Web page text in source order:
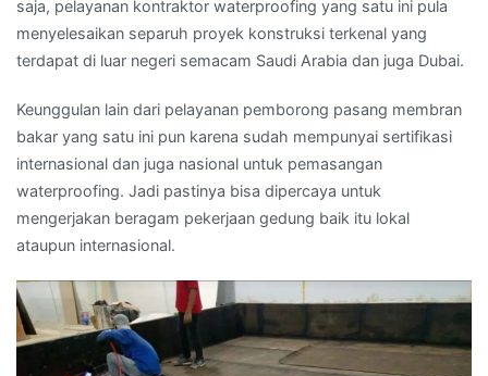
saja, pelayanan kontraktor waterproofing yang satu ini pula
menyelesaikan separuh proyek konstruksi terkenal yang
terdapat di luar negeri semacam Saudi Arabia dan juga Dubai.
Keunggulan lain dari pelayanan pemborong pasang membran
bakar yang satu ini pun karena sudah mempunyai sertifikasi
internasional dan juga nasional untuk pemasangan
waterproofing. Jadi pastinya bisa dipercaya untuk
mengerjakan beragam pekerjaan gedung baik itu lokal
ataupun internasional.